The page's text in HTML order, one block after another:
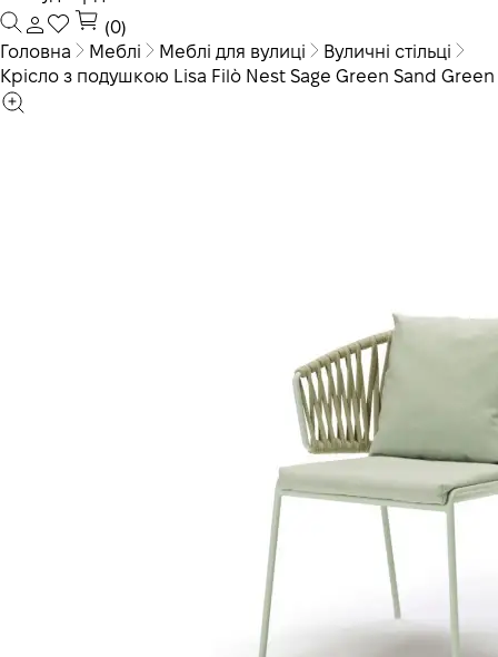
(0)
Головна
Меблі Меблі для вулиці
Вуличні стільці
Крісло з подушкою Lisa Filò Nest Sage Green Sand Green